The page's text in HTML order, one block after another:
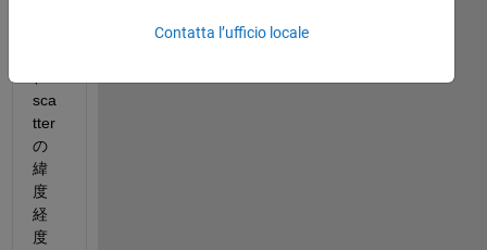
sca
tter
の
緯
度
経
度
Contatta l’ufficio locale